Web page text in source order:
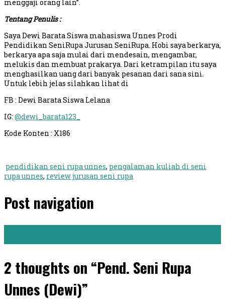
menggaji orang lain”.
Tentang Penulis :
Saya Dewi Barata Siswa mahasiswa Unnes Prodi
Pendidikan SeniRupa Jurusan SeniRupa. Hobi saya berkarya,
berkarya apa saja mulai dari mendesain, mengambar,
melukis dan membuat prakarya. Dari ketrampilan itu saya
menghasilkan uang dari banyak pesanan dari sana sini.
Untuk lebih jelas silahkan lihat di
FB : Dewi Barata Siswa Lelana
IG: @dewi_barata123_
Kode Konten : X186
pendidikan seni rupa unnes, pengalaman kuliah di seni
rupa unnes, review jurusan seni rupa
Post navigation
2 thoughts on “Pend. Seni Rupa
Unnes (Dewi)”